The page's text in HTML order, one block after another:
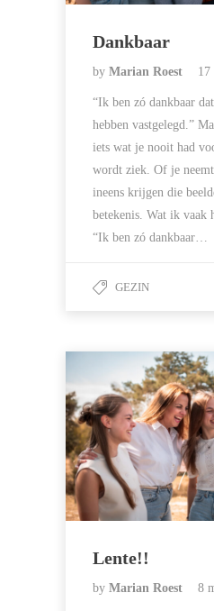
Dankbaar
by Marian Roest 17
“Ik ben zó dankbaar
hebben vastgelegd.”
iets wat je nooit had
wordt ziek. Of je
ineens krijgen die
betekenis. Wat ik vaak
“Ik ben zó dankbaar…
GEZIN
Lente!!
by Marian Roest 8